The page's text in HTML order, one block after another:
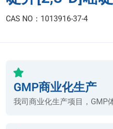
CAS NO：1013916-37-4
GMP商业化生产
我司商业化生产项目，GMP